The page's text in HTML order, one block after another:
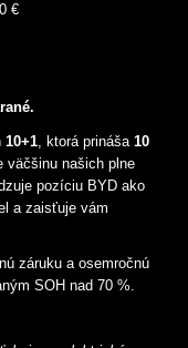
€
10+1 , ktorá prináša 10
väčšinu našich plne
pozíciu BYD ako
a zaisťuje vám
záruku a osemročnú
SOH nad 70 %.